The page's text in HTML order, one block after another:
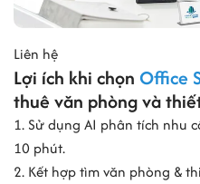
Liên hệ
Lợi ích khi chọn Office
thuê văn phòng và
1. Sử dụng AI phân tích nhu
10 phút.
2. Kết hợp tìm văn phòng &